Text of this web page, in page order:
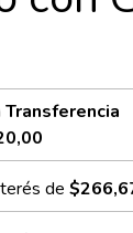
Transferencia
de